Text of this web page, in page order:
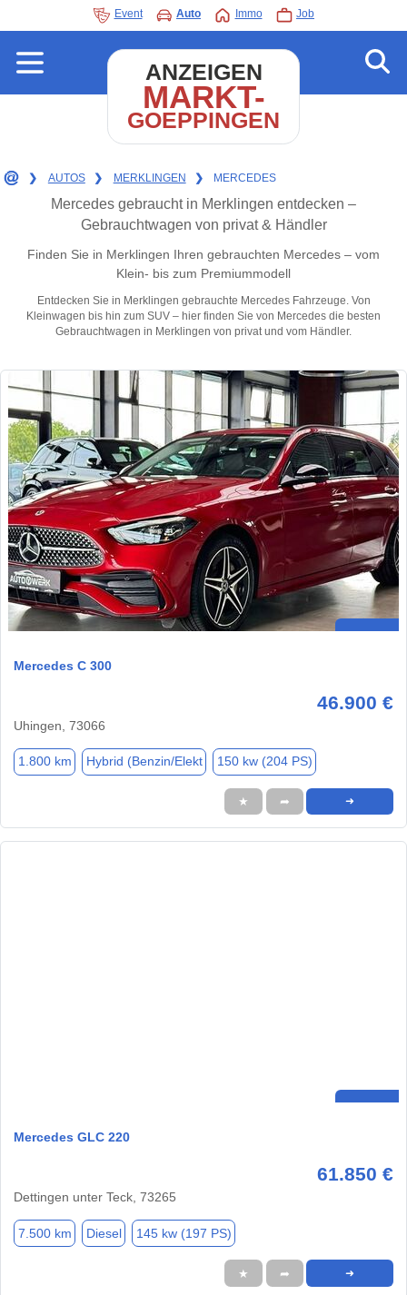
Event Auto Immo Job
ANZEIGEN
MARKT-
GOEPPINGEN
❯ AUTOS ❯ MERKLINGEN ❯ MERCEDES
Mercedes gebraucht in Merklingen entdecken –
Gebrauchtwagen von privat & Händler
Finden Sie in Merklingen Ihren gebrauchten Mercedes – vom
Klein- bis zum Premiummodell
Entdecken Sie in Merklingen gebrauchte Mercedes Fahrzeuge. Von
Kleinwagen bis hin zum SUV – hier finden Sie von Mercedes die besten
Gebrauchtwagen in Merklingen von privat und vom Händler.
Mercedes C 300
46.900 €
Uhingen, 73066
1.800 km Hybrid (Benzin/Elekt 150 kw (204 PS)
★ ➦ ➜
Mercedes GLC 220
61.850 €
Dettingen unter Teck, 73265
7.500 km Diesel 145 kw (197 PS)
★ ➦ ➜